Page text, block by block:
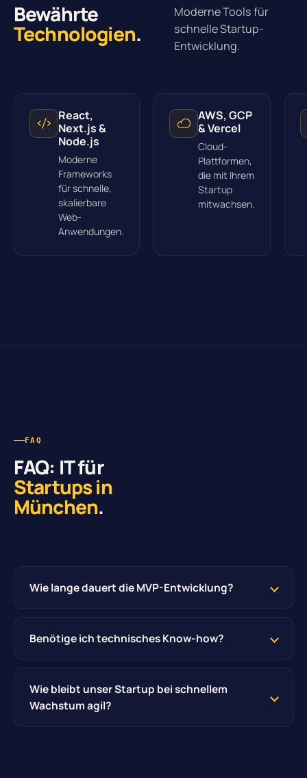
Bewährte
Technologien.
Moderne Tools für
schnelle Startup-
Entwicklung.
React,
Next.js &
Node.js
Moderne
Frameworks
für schnelle,
skalierbare
Web-
Anwendungen.
AWS, GCP
& Vercel
Cloud-
Plattformen,
die mit Ihrem
Startup
mitwachsen.
FAQ
FAQ: IT für
Startups in
München.
Wie lange dauert die MVP-Entwicklung?
Benötige ich technisches Know-how?
Wie bleibt unser Startup bei schnellem
Wachstum agil?